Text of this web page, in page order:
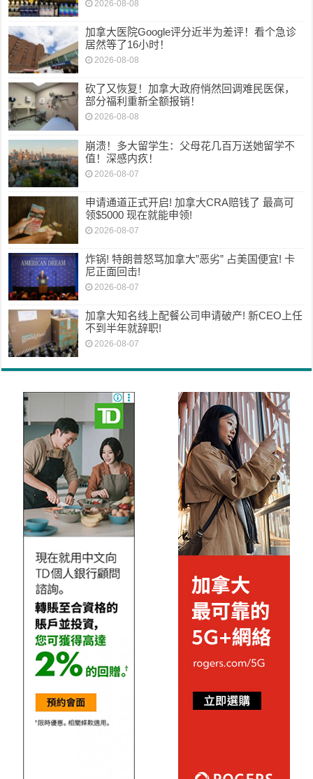
2026-08-08
加拿大医院Google评分近半为差评！看个急诊
居然等了16小时！
2026-08-08
砍了又恢复！加拿大政府悄然回调难民医保，
部分福利重新全额报销！
2026-08-08
崩溃！多大留学生：父母花几百万送她留学不
值！深感内疚！
2026-08-07
申请通道正式开启! 加拿大CRA赔钱了 最高可
领$5000 现在就能申领!
2026-08-07
炸锅! 特朗普怒骂加拿大”恶劣” 占美国便宜! 卡
尼正面回击!
2026-08-07
加拿大知名线上配餐公司申请破产! 新CEO上任
不到半年就辞职!
2026-08-07